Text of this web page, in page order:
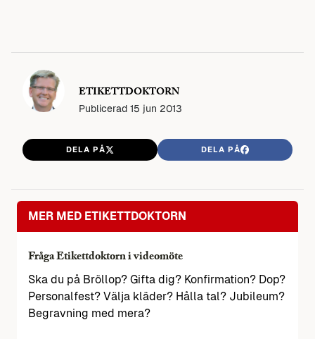
ETIKETTDOKTORN
Publicerad 15 jun 2013
DELA PÅ DELA PÅ
MER MED ETIKETTDOKTORN
Fråga Etikettdoktorn i videomöte
Ska du på Bröllop? Gifta dig? Konfirmation? Dop?
Personalfest? Välja kläder? Hålla tal? Jubileum?
Begravning med mera?